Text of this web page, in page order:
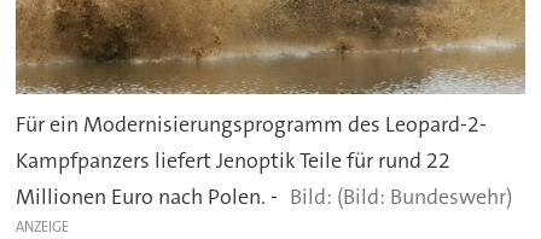
Für ein Modernisierungsprogramm des Leopard-2-
Kampfpanzers liefert Jenoptik Teile für rund 22
Millionen Euro nach Polen. -
(Bild: Bundeswehr)
ANZEIGE